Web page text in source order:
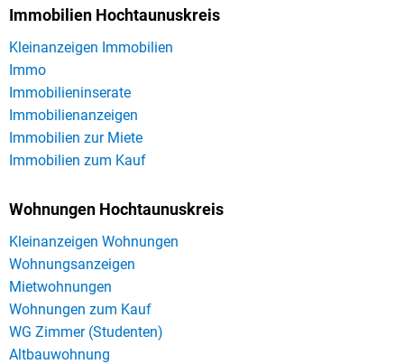
Immobilien Hochtaunuskreis
Kleinanzeigen Immobilien
Immo
Immobilieninserate
Immobilienanzeigen
Immobilien zur Miete
Immobilien zum Kauf
Wohnungen Hochtaunuskreis
Kleinanzeigen Wohnungen
Wohnungsanzeigen
Mietwohnungen
Wohnungen zum Kauf
WG Zimmer (Studenten)
Altbauwohnung